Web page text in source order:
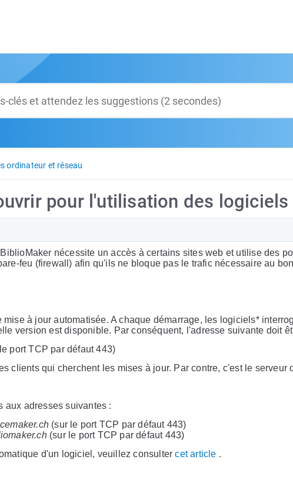
ordinateur et réseau
pour l'utilisation des logiciels
nécessite un accès à certains sites web et utilise des
feu (firewall) afin qu'ils ne bloque pas le trafic nécessaire au
à jour automatisée. A chaque démarrage, les logiciels*
version est disponible. Par conséquent, l'adresse suivante doit
port TCP par défaut 443)
clients qui cherchent les mises à jour. Par contre, c'est le serveur
aux adresses suivantes :
(sur le port TCP par défaut 443)
(sur le port TCP par défaut 443)
d'un logiciel, veuillez consultercet article .